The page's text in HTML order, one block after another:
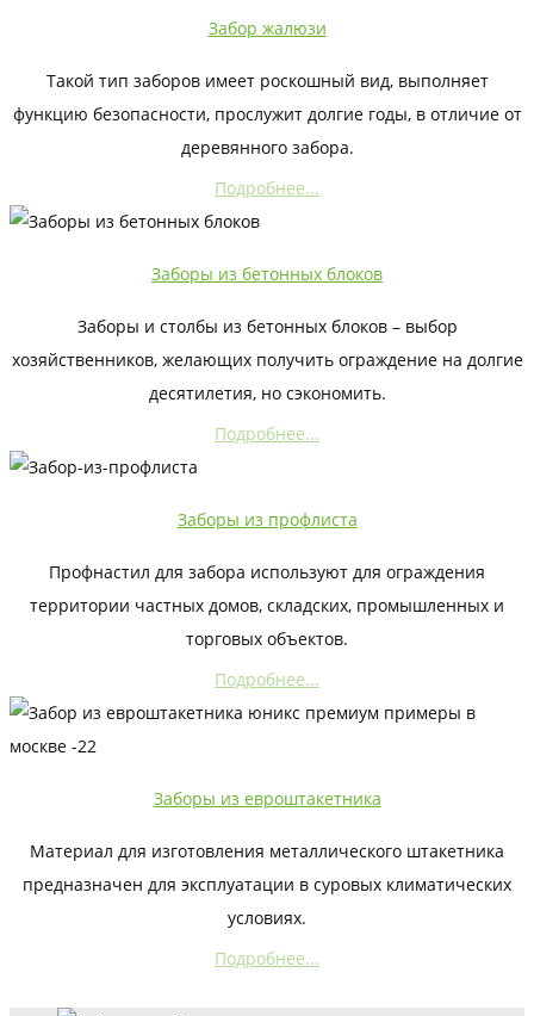
Забор жалюзи
Такой тип заборов имеет роскошный вид, выполняет
функцию безопасности, прослужит долгие годы, в отличие от
деревянного забора.
Подробнее...
Заборы из бетонных блоков
Заборы и столбы из бетонных блоков – выбор
хозяйственников, желающих получить ограждение на долгие
десятилетия, но сэкономить.
Подробнее...
Заборы из профлиста
Профнастил для забора используют для ограждения
территории частных домов, складских, промышленных и
торговых объектов.
Подробнее...
Заборы из евроштакетника
Материал для изготовления металлического штакетника
предназначен для эксплуатации в суровых климатических
условиях.
Подробнее...